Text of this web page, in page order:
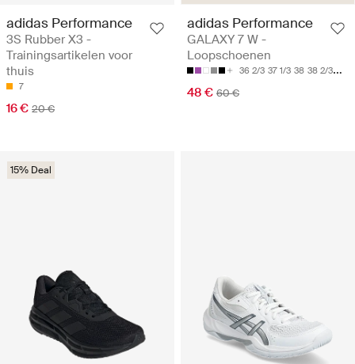
adidas Performance
3S Rubber X3 -
Trainingsartikelen voor
thuis
7
16 € 20 €
adidas Performance
GALAXY 7 W -
Loopschoenen
36 2/3 37 1/3 38 38 2/3 39
48 € 60 €
15% Deal